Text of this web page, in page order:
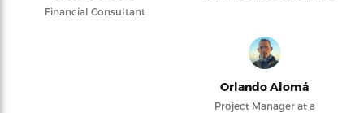
Financial Consultant
Orlando Alomá
Project Manager at a